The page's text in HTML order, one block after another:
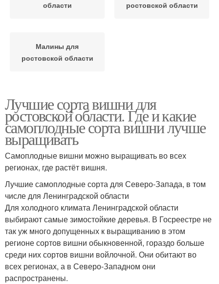
области
ростовской области
Малины для
ростовской области
Лучшие сорта вишни для
ростовской области. Где и какие
самоплодные сорта вишни лучше
выращивать
Самоплодные вишни можно выращивать во всех
регионах, где растёт вишня.
Лучшие самоплодные сорта для Северо-Запада, в том
числе для Ленинградской области
Для холодного климата Ленинградской области
выбирают самые зимостойкие деревья. В Госреестре не
так уж много допущенных к выращиванию в этом
регионе сортов вишни обыкновенной, гораздо больше
среди них сортов вишни войлочной. Они обитают во
всех регионах, а в Северо-Западном они
распространены.